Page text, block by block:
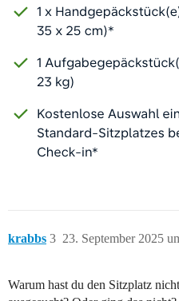
krabbs 23. September 2025
3
Warum hast du den Sitzplatz